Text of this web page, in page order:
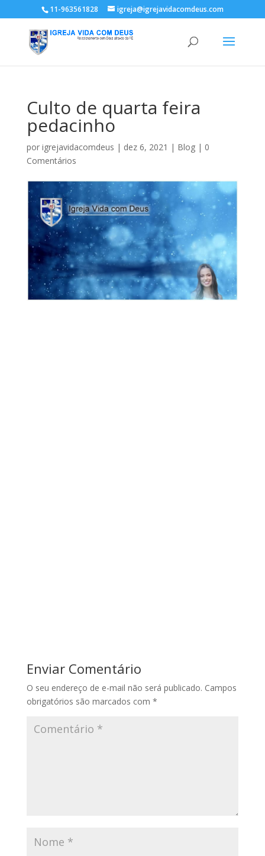
11-963561828 igreja@igrejavidacomdeus.com
Culto de quarta feira
pedacinho
por igrejavidacomdeus | dez 6, 2021 | Blog| 0
Comentários
Enviar Comentário
O seu endereço de e-mail não será publicado. Campos
obrigatórios são marcados com *